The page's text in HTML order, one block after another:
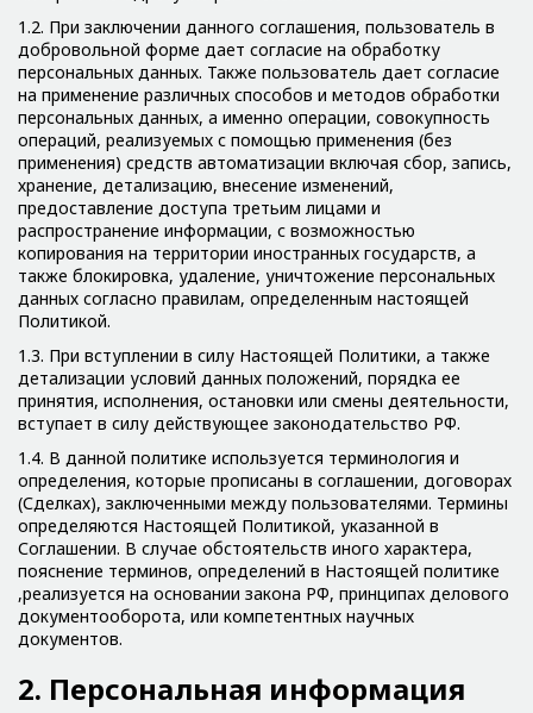
1.2. При заключении данного соглашения, пользователь в
добровольной форме дает согласие на обработку
персональных данных. Также пользователь дает согласие
на применение различных способов и методов обработки
персональных данных, а именно операции, совокупность
операций, реализуемых с помощью применения (без
применения) средств автоматизации включая сбор, запись,
хранение, детализацию, внесение изменений,
предоставление доступа третьим лицами и
распространение информации, с возможностью
копирования на территории иностранных государств, а
также блокировка, удаление, уничтожение персональных
данных согласно правилам, определенным настоящей
Политикой.
1.3. При вступлении в силу Настоящей Политики, а также
детализации условий данных положений, порядка ее
принятия, исполнения, остановки или смены деятельности,
вступает в силу действующее законодательство РФ.
1.4. В данной политике используется терминология и
определения, которые прописаны в соглашении, договорах
(Сделках), заключенными между пользователями. Термины
определяются Настоящей Политикой, указанной в
Соглашении. В случае обстоятельств иного характера,
пояснение терминов, определений в Настоящей политике
,реализуется на основании закона РФ, принципах делового
документооборота, или компетентных научных
документов.
2. Персональная информация